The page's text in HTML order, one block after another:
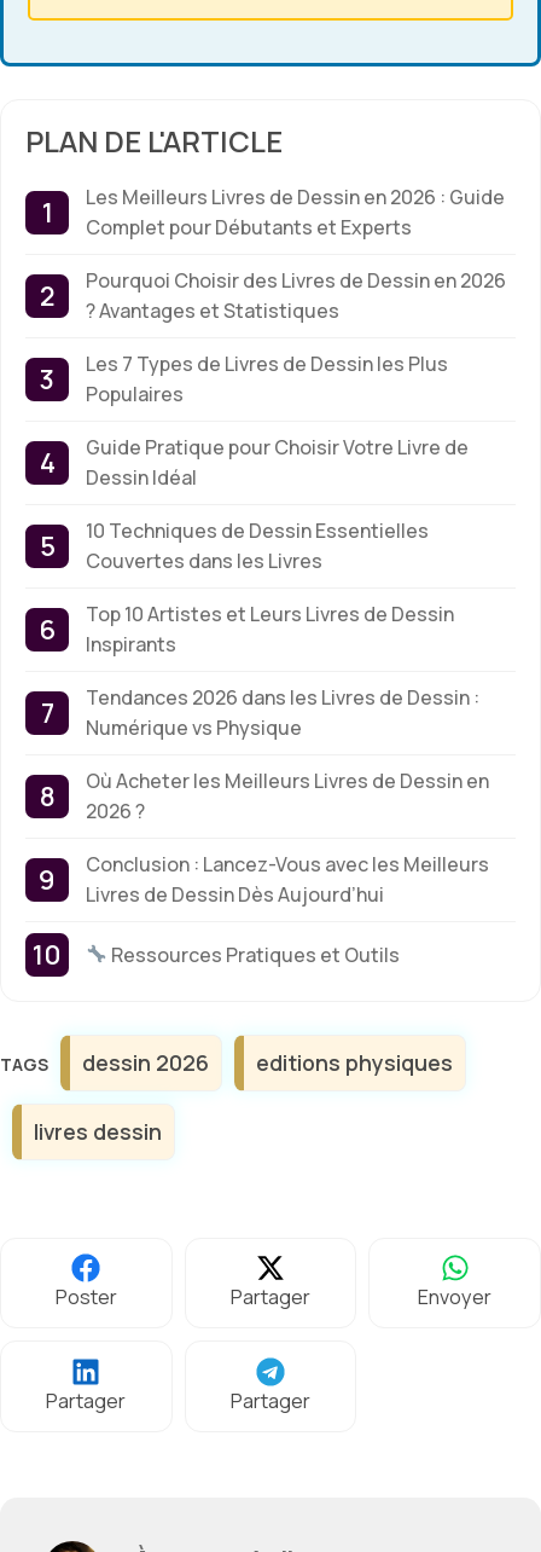
PLAN DE L'ARTICLE
Les Meilleurs Livres de Dessin en 2026 : Guide
Complet pour Débutants et Experts
Pourquoi Choisir des Livres de Dessin en 2026
? Avantages et Statistiques
Les 7 Types de Livres de Dessin les Plus
Populaires
Guide Pratique pour Choisir Votre Livre de
Dessin Idéal
10 Techniques de Dessin Essentielles
Couvertes dans les Livres
Top 10 Artistes et Leurs Livres de Dessin
Inspirants
Tendances 2026 dans les Livres de Dessin :
Numérique vs Physique
Où Acheter les Meilleurs Livres de Dessin en
2026 ?
Conclusion : Lancez-Vous avec les Meilleurs
Livres de Dessin Dès Aujourd’hui
Ressources Pratiques et Outils
Étiquettes
dessin 2026 editions physiques
livres dessin
Poster Partager Envoyer
Partager Partager